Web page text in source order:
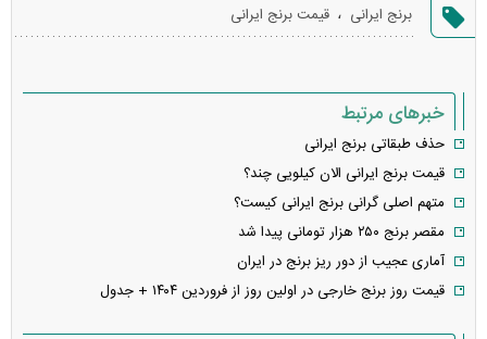
خطا
برنج ایرانی ، قیمت برنج ایرانی
خبرهای مرتبط
حذف طبقاتی برنج ایرانی
قیمت برنج ایرانی الان کیلویی چند؟
متهم اصلی گرانی برنج ایرانی کیست؟
مقصر برنج ۲۵۰ هزار تومانی پیدا شد
آماری عجیب از دور ریز برنج در ایران
قیمت روز برنج خارجی در اولین روز از فروردین ۱۴۰۴ + جدول